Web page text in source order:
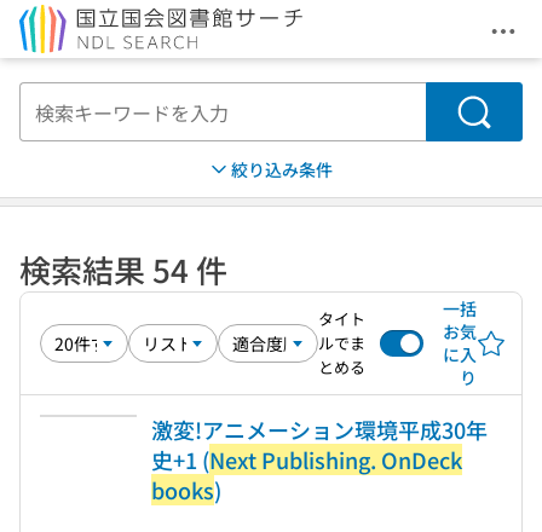
メ
検索
絞り込み条件
検索結果 54 件
タイト
ルでま
とめる
一括
お気
に入
り
激変!アニメーション環境平成30年
史+1 (Next Publishing. OnDeck
books)